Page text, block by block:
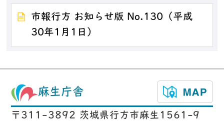
市報行方 お知らせ版 No.130（平成
30年1月1日）
麻生庁舎
〒311-3892 茨城県行方市麻生1561-9